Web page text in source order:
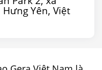
Yên, Việt